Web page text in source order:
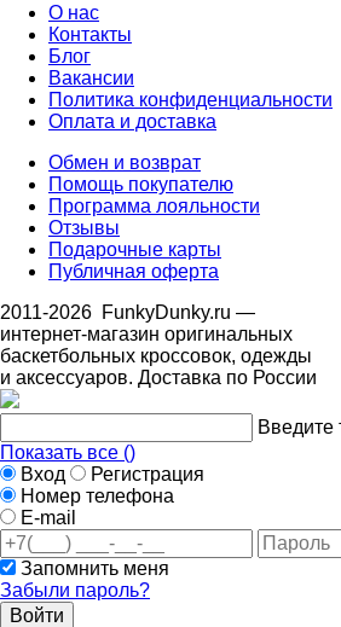
О нас
Контакты
Блог
Вакансии
Политика конфиденциальности
Оплата и доставка
Обмен и возврат
Помощь покупателю
Программа лояльности
Отзывы
Подарочные карты
Публичная оферта
2011-2026 FunkyDunky.ru —
интернет-магазин оригинальных
баскетбольных кроссовок, одежды
и аксессуаров. Доставка по России
Введите
Показать все ()
Вход
Регистрация
Номер телефона
E-mail
Запомнить меня
Забыли пароль?
Войти